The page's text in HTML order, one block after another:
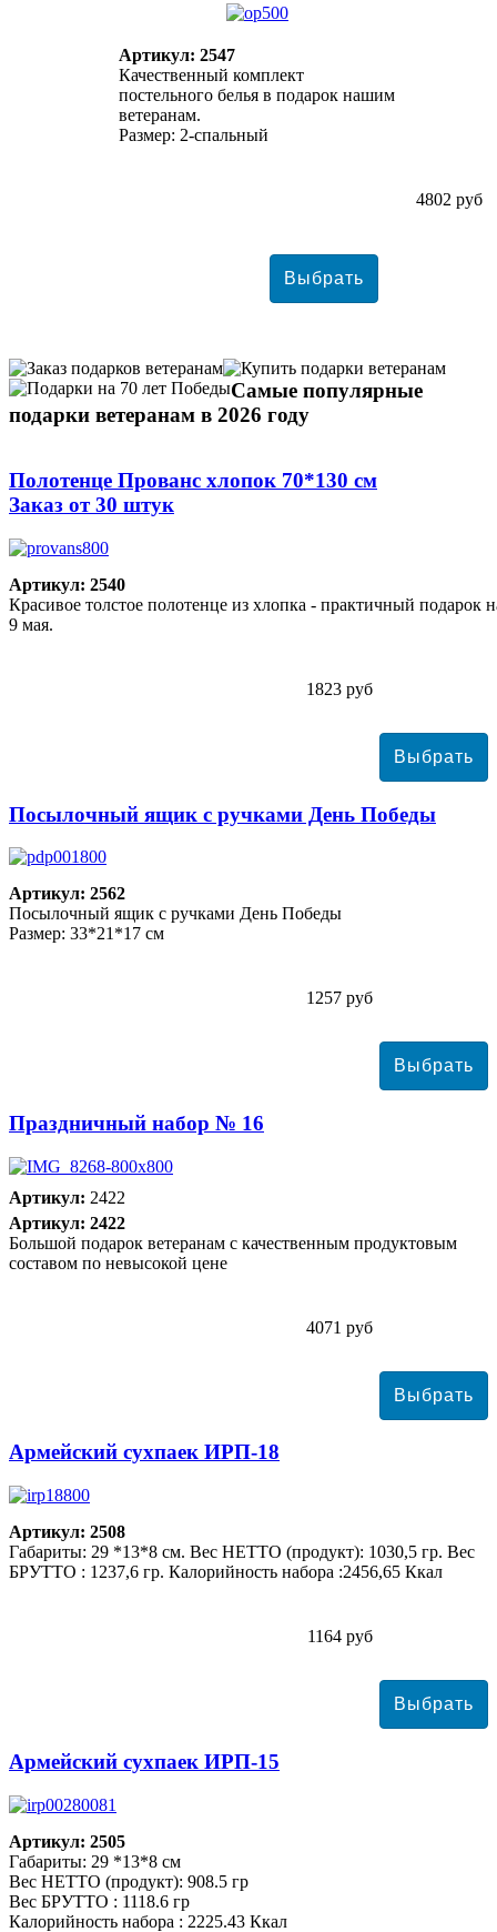
Артикул: 2547
Качественный комплект
постельного белья в подарок нашим
ветеранам.
Размер: 2-спальный
4802 руб
Самые популярные
подарки ветеранам в 2026 году
Полотенце Прованс хлопок 70*130 см
Заказ от 30 штук
Артикул: 2540
Красивое толстое полотенце из хлопка - практичный подарок
9 мая.
1823 руб
Посылочный ящик с ручками День Победы
Артикул: 2562
Посылочный ящик с ручками День Победы
Размер: 33*21*17 см
1257 руб
Праздничный набор № 16
Артикул: 2422
Артикул: 2422
Большой подарок ветеранам с качественным продуктовым
составом по невысокой цене
4071 руб
Армейский сухпаек ИРП-18
Артикул: 2508
Габариты: 29 *13*8 см. Вес НЕТТО (продукт): 1030,5 гр. Вес
БРУТТО : 1237,6 гр. Калорийность набора :2456,65 Ккал
1164 руб
Армейский сухпаек ИРП-15
Артикул: 2505
Габариты: 29 *13*8 см
Вес НЕТТО (продукт): 908.5 гр
Вес БРУТТО : 1118.6 гр
Калорийность набора : 2225.43 Ккал